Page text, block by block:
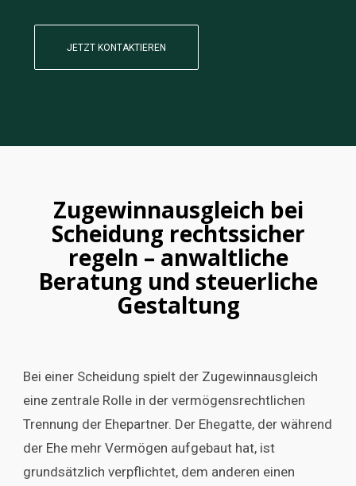
JETZT KONTAKTIEREN
Zugewinnausgleich bei
Scheidung rechtssicher
regeln – anwaltliche
Beratung und steuerliche
Gestaltung
Bei einer Scheidung spielt der Zugewinnausgleich
eine zentrale Rolle in der vermögensrechtlichen
Trennung der Ehepartner. Der Ehegatte, der während
der Ehe mehr Vermögen aufgebaut hat, ist
grundsätzlich verpflichtet, dem anderen einen